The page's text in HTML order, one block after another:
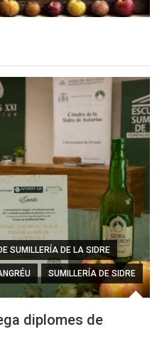
SUMILLERÍA DE LA SIDRE
SUMILLERÍA DE SIDRE
diplomes de